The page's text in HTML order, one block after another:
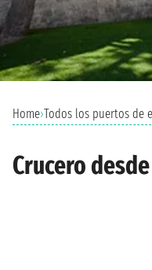
Home›Todos los puertos de
Crucero